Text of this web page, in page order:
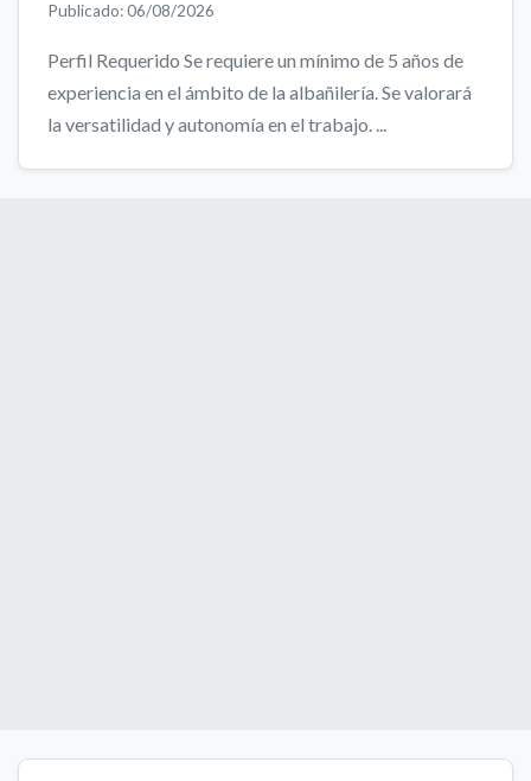
Publicado: 06/08/2026
Perfil Requerido Se requiere un mínimo de 5 años de
experiencia en el ámbito de la albañilería. Se valorará
la versatilidad y autonomía en el trabajo. ...